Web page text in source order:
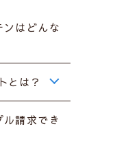
はどんな
とは？
請求でき